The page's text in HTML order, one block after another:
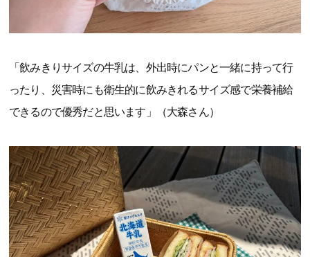
「飲みきりサイズの牛乳は、外出時にパンと一緒に持って行
ったり、災害時にも衛生的に飲みきれるサイズ感で栄養補給
できるので優秀だと思います」（大森さん）